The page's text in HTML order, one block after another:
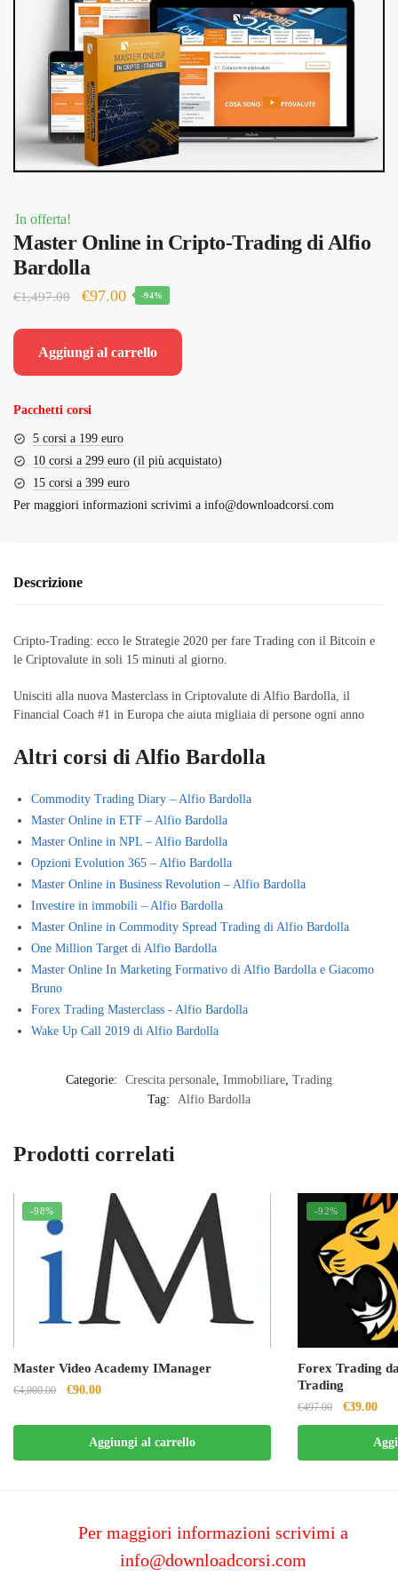
In offerta!
Master Online in Cripto-Trading di Alfio
Bardolla
€1,497.00
Il
originale
€97.00Il
-94%
Aggiungi al carrello
Pacchetti corsi
5 corsi a 199 euro
10 corsi a 299 euro (il più acquistato)
15 corsi a 399 euro
Per maggiori informazioni scrivimi a info@downloadcorsi.com
Descrizione
Cripto-Trading: ecco le Strategie 2020 per fare Trading con il Bitcoin e
le Criptovalute in soli 15 minuti al giorno.
Unisciti alla nuova Masterclass in Criptovalute di Alfio Bardolla, il
Financial Coach #1 in Europa che aiuta migliaia di persone ogni anno
Altri corsi di Alfio Bardolla
Commodity Trading Diary – Alfio Bardolla
Master Online in ETF – Alfio Bardolla
Master Online in NPL – Alfio Bardolla
Opzioni Evolution 365 – Alfio Bardolla
Master Online in Business Revolution – Alfio Bardolla
Investire in immobili – Alfio Bardolla
Master Online in Commodity Spread Trading di Alfio Bardolla
One Million Target di Alfio Bardolla
Master Online In Marketing Formativo di Alfio Bardolla e Giacomo
Bruno
Forex Trading Masterclass - Alfio Bardolla
Wake Up Call 2019 di Alfio Bardolla
Categorie: Crescita personale, Immobiliare, Trading
Tag:
Alfio Bardolla
Prodotti correlati
-98%
Master Video Academy IManager
€4,000.00
Il
originale
€90.00Il
attuale
è:
Aggiungi al carrello
-92%
Forex Trading
Trading
€497.00
Il
prezzo
originale
era:
€39.00Il
è:
Per maggiori informazioni scrivimi a
info@downloadcorsi.com